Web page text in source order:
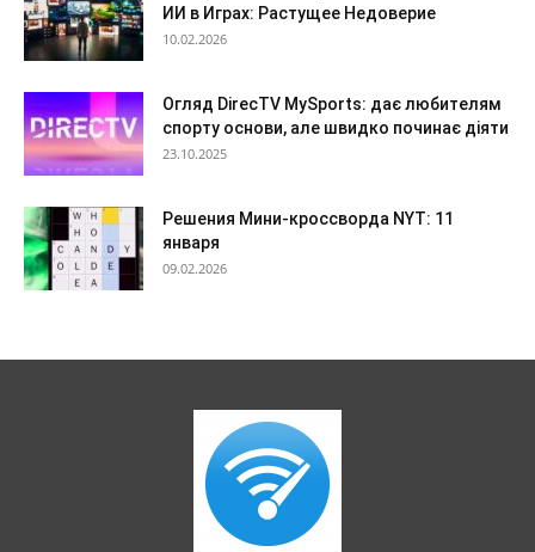
ИИ в Играх: Растущее Недоверие
10.02.2026
Огляд DirecTV MySports: дає любителям
спорту основи, але швидко починає діяти
23.10.2025
Решения Мини-кроссворда NYT: 11
января
09.02.2026